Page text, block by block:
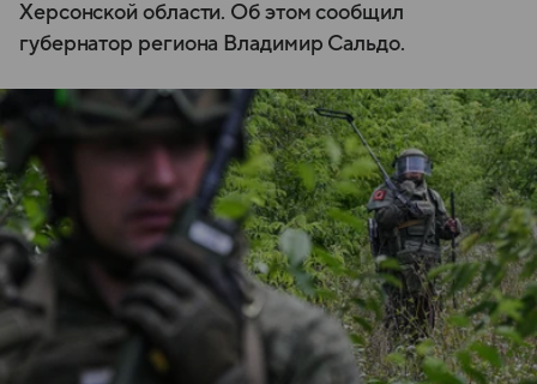
Херсонской области. Об этом сообщил
губернатор региона Владимир Сальдо.